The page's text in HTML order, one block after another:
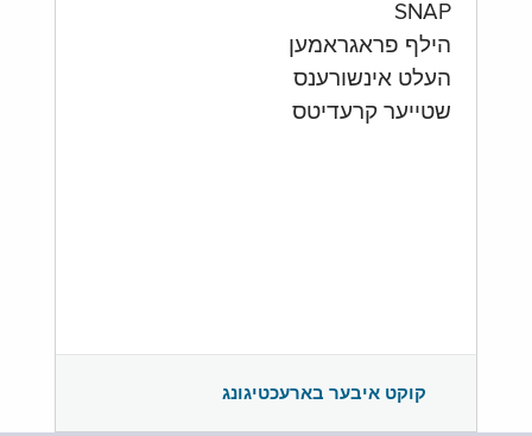
SNAP
הילף פראגראמען
העלט אינשורענס
שטייער קרעדיטס
קוקט איבער בארעכטיגונג